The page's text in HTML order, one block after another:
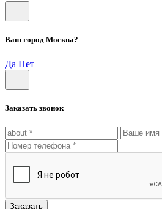
Ваш город Москва?
Да Нет
Заказать звонок
Заказать